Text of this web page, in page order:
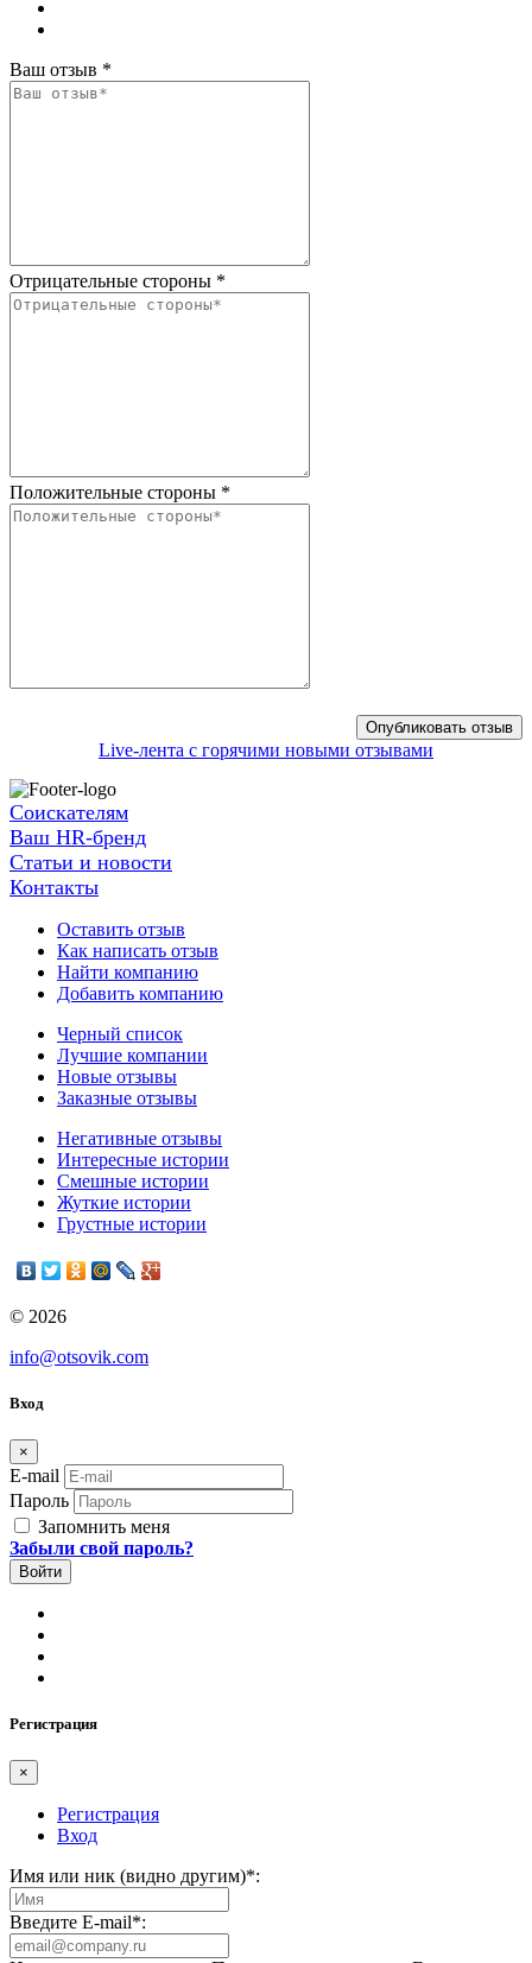
Ваш отзыв *
Отрицательные стороны *
Положительные стороны *
Live-лента с горячими новыми отзывами
Соискателям
Ваш HR-бренд
Статьи и новости
Контакты
Оставить отзыв
Как написать отзыв
Найти компанию
Добавить компанию
Черный список
Лучшие компании
Новые отзывы
Заказные отзывы
Негативные отзывы
Интересные истории
Смешные истории
Жуткие истории
Грустные истории
© 2026
info@otsovik.com
Вход
×
E-mail
Пароль
Запомнить меня
Забыли свой пароль?
Регистрация
×
Регистрация
Вход
Имя или ник (видно другим)*:
Введите E-mail*: